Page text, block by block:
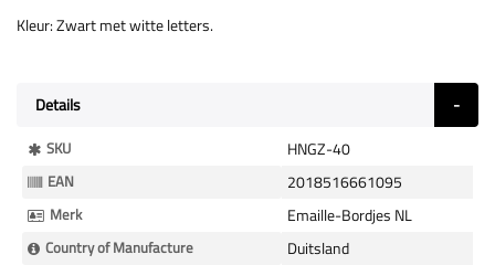
Kleur: Zwart met witte letters.
Details
Meer
Informatie
SKU HNGZ-40
EAN 2018516661095
Merk Emaille-Bordjes NL
Country of Manufacture Duitsland